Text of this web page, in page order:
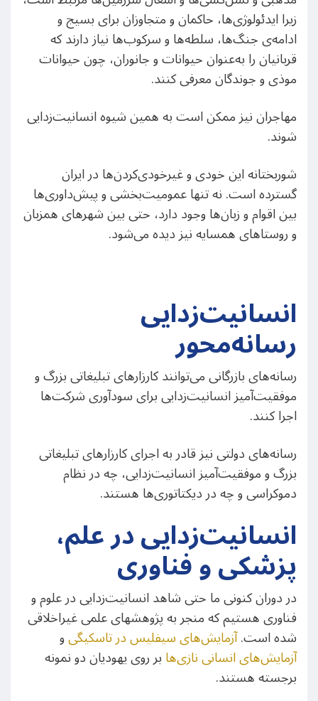
زیرا ایدئولوژی‌ها، حاکمان و متجاوزان برای بسیج و
ادامه‌ی جنگ‌ها، سلطه‌ها و سرکوب‌ها نیاز دارند که
قربانیان را به‌عنوان حیوانات و جانوران، چون حیوانات
موذی و جوندگان معرفی کنند.
مهاجران نیز ممکن است به همین شیوه انسانیت‌زدایی
شوند.
شوربختانه این خودی و غیرخودی‌کردن‌ها در ایران
گسترده است. نه تنها عمومیت‌بخشی و پیش‌داوری‌ها
بین اقوام و زبان‌ها وجود دارد، حتی بین شهرهای همزبان
و روستاهای همسایه نیز دیده می‌شود.
انسانیت‌زدایی
رسانه‌محور
رسانه‌های بازرگانی می‌توانند کارزارهای تبلیغاتی بزرگ و
موفقیت‌آمیز انسانیت‌زدایی برای سودآوری شرکت‌ها
اجرا کنند.
رسانه‌های دولتی نیز قادر به اجرای کارزارهای تبلیغاتی
بزرگ و موفقیت‌آمیز انسانیت‌زدایی، چه در نظام
دموکراسی‌ و چه در دیکتاتوری‌ها هستند.
انسانیت‌زدایی در علم،
پزشکی و فناوری
در دوران کنونی ما حتی شاهد انسانیت‌زدایی در علوم و
فناوری هستیم که منجر به پژوهشهای علمی غیراخلاقی
شده است.آزمایش‌های سیفلیس در تاسکیگیو
آزمایش‌های انسانی نازی‌هابر روی یهودیان دو نمونه
برجسته هستند.